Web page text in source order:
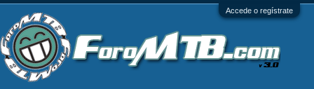
Accede o regístrate